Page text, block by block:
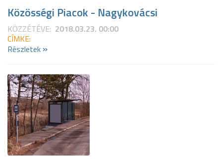
Közösségi Piacok - Nagykovácsi
KÖZZÉTÉVE: 2018.03.23. 00:00
CÍMKE:
Részletek »